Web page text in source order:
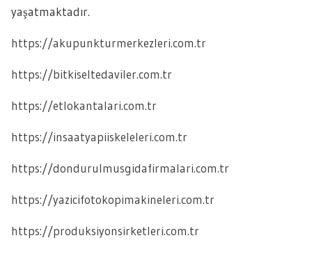
yaşatmaktadır.
https://akupunkturmerkezleri.com.tr
https://bitkiseltedaviler.com.tr
https://etlokantalari.com.tr
https://insaatyapiiskeleleri.com.tr
https://dondurulmusgidafirmalari.com.tr
https://yazicifotokopimakineleri.com.tr
https://produksiyonsirketleri.com.tr